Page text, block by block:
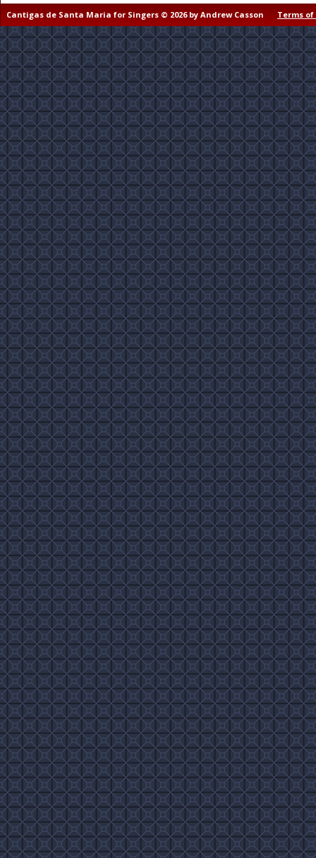
Cantigas de Santa Maria for Singers © 2026 by Andrew Casson Terms of